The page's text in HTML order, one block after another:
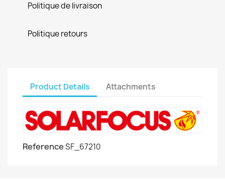
Politique de livraison
Politique retours
Product Details Attachments
ReferenceSF_67210